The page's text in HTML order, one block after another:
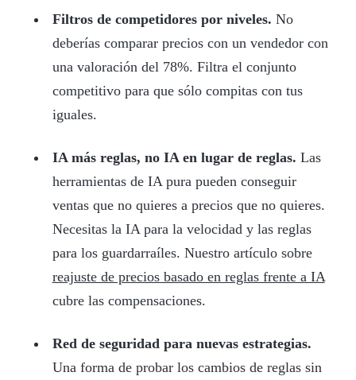
Filtros de competidores por niveles. No
deberías comparar precios con un vendedor con
una valoración del 78%. Filtra el conjunto
competitivo para que sólo compitas con tus
iguales.
IA más reglas, no IA en lugar de reglas. Las
herramientas de IA pura pueden conseguir
ventas que no quieres a precios que no quieres.
Necesitas la IA para la velocidad y las reglas
para los guardarraíles. Nuestro artículo sobre
reajuste de precios basado en reglas frente a IA
cubre las compensaciones.
Red de seguridad para nuevas estrategias.
Una forma de probar los cambios de reglas sin